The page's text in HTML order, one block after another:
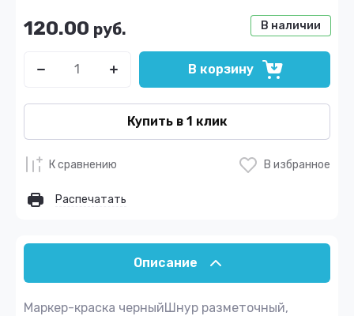
В наличии
120.00 руб.
В корзину
Купить в 1 клик
К сравнению В избранное
Распечатать
Описание
Маркер-краска черныйШнур разметочный,